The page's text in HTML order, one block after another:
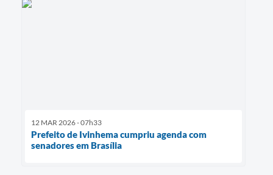
12 MAR 2026 - 07h33
Prefeito de Ivinhema cumpriu agenda com
senadores em Brasília